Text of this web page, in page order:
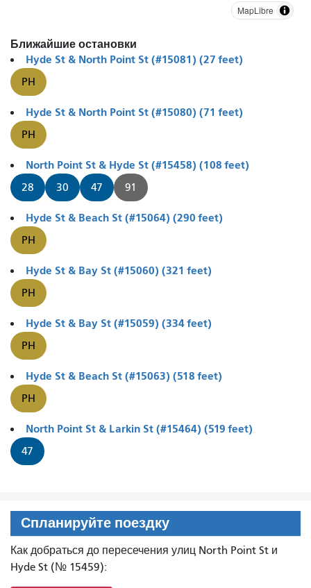
MapLibre
Ближайшие остановки
Hyde St & North Point St (#15081) (27 feet)
PH
Hyde St & North Point St (#15080) (71 feet)
PH
North Point St & Hyde St (#15458) (108 feet)
28 30 47 91
Hyde St & Beach St (#15064) (290 feet)
PH
Hyde St & Bay St (#15060) (321 feet)
PH
Hyde St & Bay St (#15059) (334 feet)
PH
Hyde St & Beach St (#15063) (518 feet)
PH
North Point St & Larkin St (#15464) (519 feet)
47
Спланируйте поездку
Как добраться до пересечения улиц North Point St и
Hyde St (№ 15459):